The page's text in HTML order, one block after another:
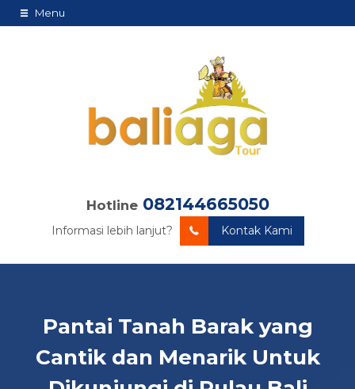
Menu
Hotline 082144665050
Informasi lebih lanjut? Kontak Kami
Pantai Tanah Barak yang
Cantik dan Menarik Untuk